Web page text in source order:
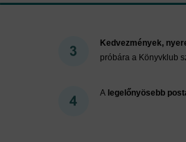
Kedvezmények,
próbára a Könyvklub
A legelőnyösebb